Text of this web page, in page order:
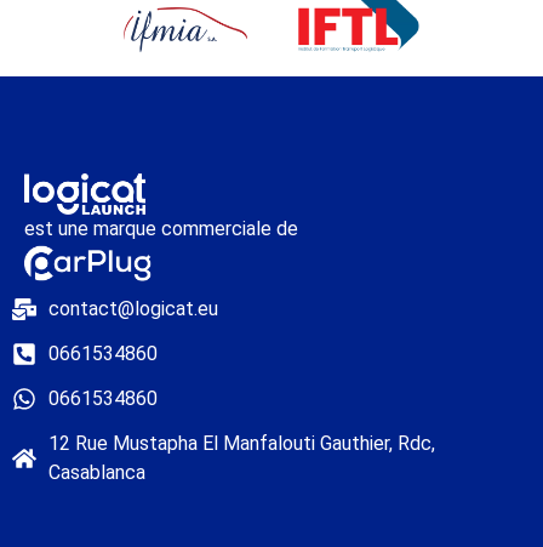
est une marque commerciale de
contact@logicat.eu
0661534860
0661534860
12 Rue Mustapha El Manfalouti Gauthier, Rdc,
Casablanca